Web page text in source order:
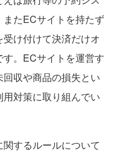
たECサイトを持たず
け付けて決済だけオ
。ECサイトを運営す
収や商品の損失とい
対策に取り組んでい
するルールについて